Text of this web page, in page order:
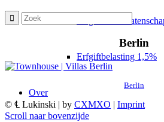
Erfgoed &
Erfgiftbelasting 1,5%
Over
Berlin
Berlin
© ℄ Lukinski | by CXMXO | Imprint
Scroll naar bovenzijde